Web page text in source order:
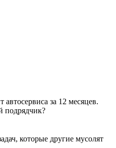
за 12 месяцев.
которые другие мусолят